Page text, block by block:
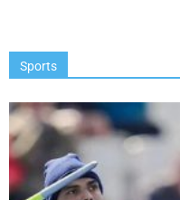
Sports